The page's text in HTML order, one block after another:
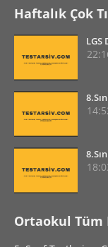
Haftalık Çok
LGS
Ortaokul Tüm